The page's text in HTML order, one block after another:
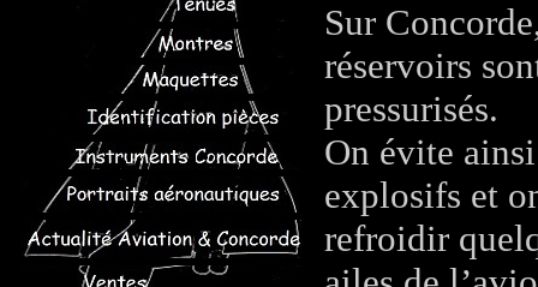
Sur
réservoirs
pressurisés.
On évite
explosifs et
refroidir